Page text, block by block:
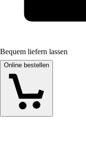
Bequem liefern lassen
Online bestellen